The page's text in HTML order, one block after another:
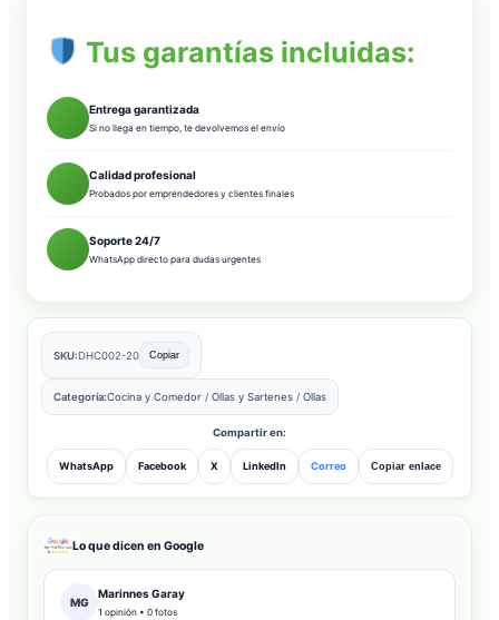
Tus garantías incluidas:
Entrega garantizada
Si no llega en tiempo, te devolvemos el envío
Calidad profesional
Probados por emprendedores y clientes finales
Soporte 24/7
WhatsApp directo para dudas urgentes
SKU:DHC002-20 Copiar
Categoría:Cocina y Comedor / Ollas y Sartenes / Ollas
Compartir en:
WhatsApp Facebook X LinkedIn Correo Copiar enlace
Lo que dicen en Google
MG
Marinnes Garay
1 opinión • 0 fotos